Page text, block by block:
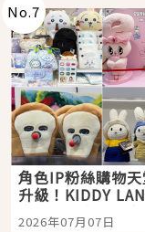
No.7
角色IP粉絲購物
升級！KIDDY
宿店吉伊卡哇迎客
2026年07月07日